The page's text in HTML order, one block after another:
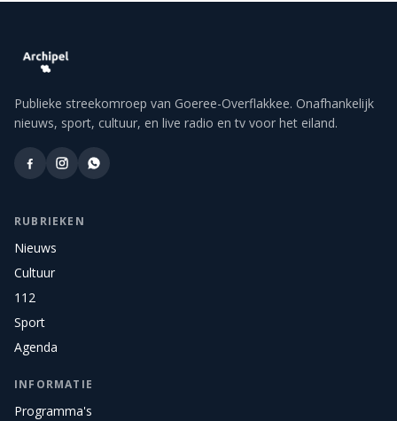
Publieke streekomroep van Goeree-Overflakkee. Onafhankelijk
nieuws, sport, cultuur, en live radio en tv voor het eiland.
RUBRIEKEN
Nieuws
Cultuur
112
Sport
Agenda
INFORMATIE
Programma's